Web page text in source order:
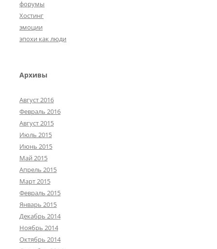
форумы
Хостинг
эмоции
эпохи как люди
Архивы
Август 2016
Февраль 2016
Август 2015
Июль 2015
Июнь 2015
Май 2015
Апрель 2015
Март 2015
Февраль 2015
Январь 2015
Декабрь 2014
Ноябрь 2014
Октябрь 2014